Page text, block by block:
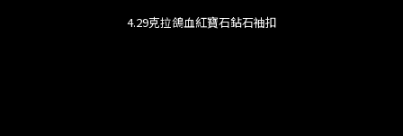
4.29克拉鴿血紅寶石鉆石袖扣